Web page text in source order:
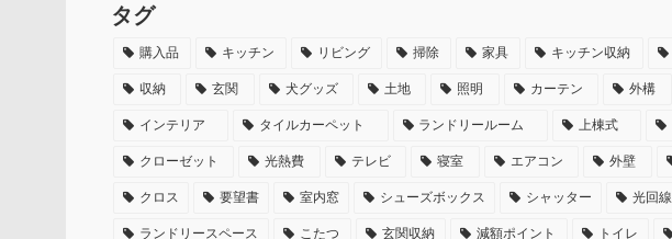
タグ
購入品 キッチン リビング 掃除 家具 キッチン収納
収納 玄関 犬グッズ 土地 照明 カーテン 外構
インテリア タイルカーペット ランドリールーム 上棟式
クローゼット 光熱費 テレビ 寝室 エアコン 外壁
クロス 要望書 室内窓 シューズボックス シャッター 光回線
ランドリースペース こたつ 玄関収納 減額ポイント トイレ